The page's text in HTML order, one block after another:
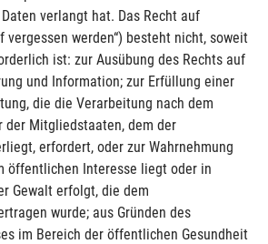
verlangt hat. Das Recht auf
vergessen werden“) besteht nicht, soweit
ist: zur Ausübung des Rechts auf
und Information; zur Erfüllung einer
die die Verarbeitung nach dem
der Mitgliedstaaten, dem der
erfordert, oder zur Wahrnehmung
öffentlichen Interesse liegt oder in
Gewalt erfolgt, die dem
wurde; aus Gründen des
im Bereich der öffentlichen Gesundheit